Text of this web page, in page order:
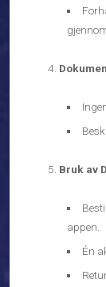
Bruk av
appen.
Én